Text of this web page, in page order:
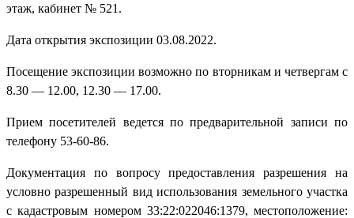
этаж, кабинет № 521.
Дата открытия экспозиции 03.08.2022.
Посещение экспозиции возможно по вторникам и четвергам с
8.30 — 12.00, 12.30 — 17.00.
Прием посетителей ведется по предварительной записи по
телефону 53-60-86.
Документация по вопросу предоставления разрешения на
условно разрешенный вид использования земельного участка
с кадастровым номером 33:22:022046:1379, местоположение: